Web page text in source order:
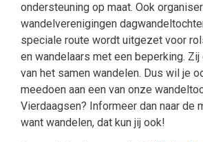
ondersteuning op maat. Ook
wandelverenigingen
speciale route wordt uitgezet voor
en wandelaars met een beperking.
van het samen wandelen. Dus wil je
meedoen aan een van onze
Vierdaagsen? Informeer dan naar de
want wandelen, dat kun jij ook!